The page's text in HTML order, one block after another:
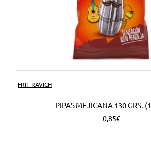
FRIT RAVICH
PIPAS MEJICANA 130 GRS.
0,85€